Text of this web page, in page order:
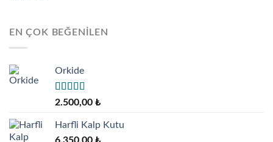
EN ÇOK BEĞENILEN
Orkide
5 üzerinden
2.500,00 ₺
Harfli Kalp Kutu